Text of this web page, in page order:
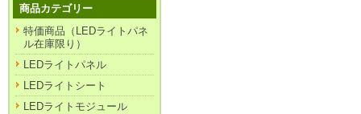
商品カテゴリー
特価商品（LEDライトパネ
ル在庫限り）
LEDライトパネル
LEDライトシート
LEDライトモジュール